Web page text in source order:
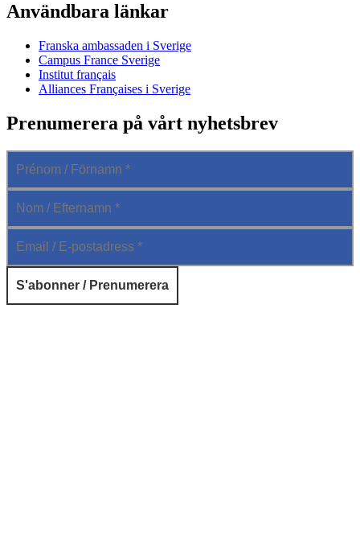
Användbara länkar
Franska ambassaden i Sverige
Campus France Sverige
Institut français
Alliances Françaises i Sverige
Prenumerera på vårt nyhetsbrev